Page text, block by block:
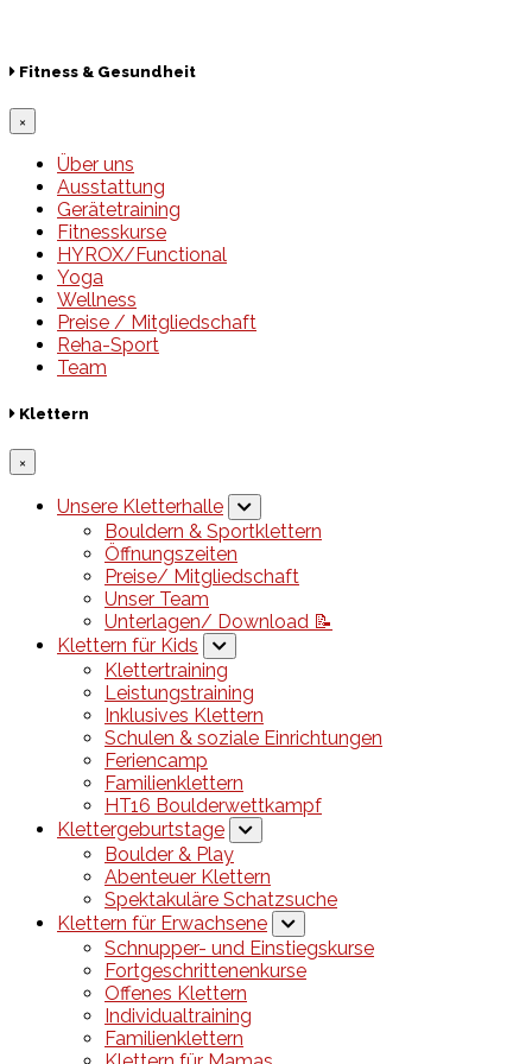
Fitness & Gesundheit
×
Über uns
Ausstattung
Gerätetraining
Fitnesskurse
HYROX/Functional
Yoga
Wellness
Preise / Mitgliedschaft
Reha-Sport
Team
Klettern
×
Unsere Kletterhalle
Bouldern & Sportklettern
Öffnungszeiten
Preise/ Mitgliedschaft
Unser Team
Unterlagen/ Download 📝
Klettern für Kids
Klettertraining
Leistungstraining
Inklusives Klettern
Schulen & soziale Einrichtungen
Feriencamp
Familienklettern
HT16 Boulderwettkampf
Klettergeburtstage
Boulder & Play
Abenteuer Klettern
Spektakuläre Schatzsuche
Klettern für Erwachsene
Schnupper- und Einstiegskurse
Fortgeschrittenenkurse
Offenes Klettern
Individualtraining
Familienklettern